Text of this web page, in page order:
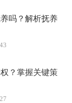
吗？解析抚养
？掌握关键策